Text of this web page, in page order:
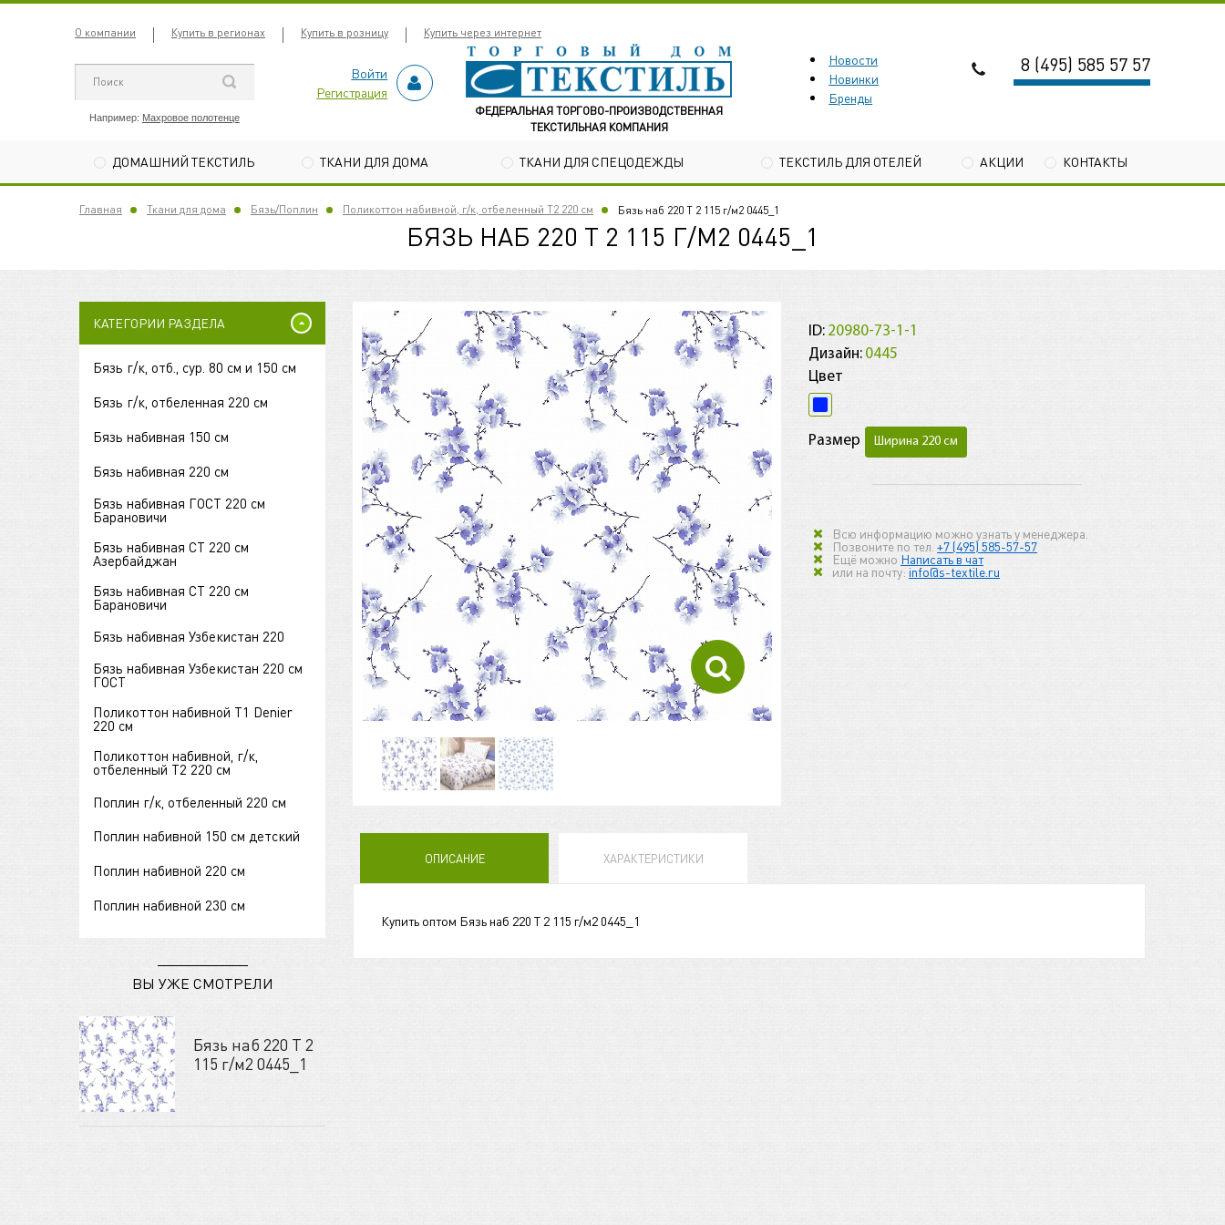
О компании Купить в регионах Купить в розницу Купить через интернет
Например: Махровое полотенце
Войти
Регистрация
ФЕДЕРАЛЬНАЯ ТОРГОВО-ПРОИЗВОДСТВЕННАЯ
ТЕКСТИЛЬНАЯ КОМПАНИЯ
Новости
Новинки
Бренды
8 (495) 585 57 57
ДОМАШНИЙ ТЕКСТИЛЬ ТКАНИ ДЛЯ ДОМА ТКАНИ ДЛЯ СПЕЦОДЕЖДЫ ТЕКСТИЛЬ ДЛЯ ОТЕЛЕЙ АКЦИИ КОНТАКТЫ
Главная Ткани для дома Бязь/Поплин Поликоттон набивной, г/к, отбеленный Т2 220 см Бязь наб 220 Т 2 115 г/м2 0445_1
БЯЗЬ НАБ 220 Т 2 115 Г/М2 0445_1
КАТЕГОРИИ РАЗДЕЛА
Бязь г/к, отб., сур. 80 см и 150 см
Бязь г/к, отбеленная 220 см
Бязь набивная 150 см
Бязь набивная 220 см
Бязь набивная ГОСТ 220 см
Барановичи
Бязь набивная СТ 220 см
Азербайджан
Бязь набивная СТ 220 см
Барановичи
Бязь набивная Узбекистан 220
Бязь набивная Узбекистан 220 см
ГОСТ
Поликоттон набивной Т1 Denier
220 см
Поликоттон набивной, г/к,
отбеленный Т2 220 см
Поплин г/к, отбеленный 220 см
Поплин набивной 150 см детский
Поплин набивной 220 см
Поплин набивной 230 см
ВЫ УЖЕ СМОТРЕЛИ
Бязь наб 220 Т 2
115 г/м2 0445_1
ID: 20980-73-1-1
Дизайн: 0445
Цвет
Размер Ширина 220 см
Всю информацию можно узнать у менеджера.
Позвоните по тел. +7 (495) 585-57-57
Ещё можно Написать в чат
или на почту: info@s-textile.ru
ОПИСАНИЕ ХАРАКТЕРИСТИКИ
Купить оптом Бязь наб 220 Т 2 115 г/м2 0445_1